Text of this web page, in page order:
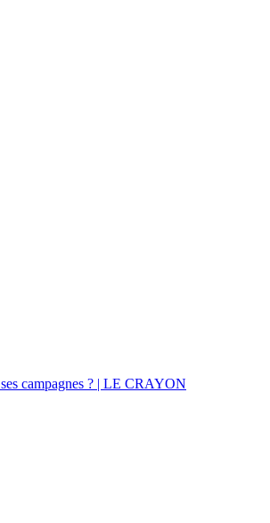
campagnes ? | LE CRAYON